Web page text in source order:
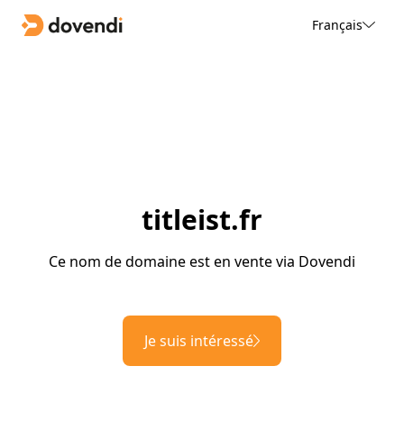
Français
titleist.fr
Ce nom de domaine est en vente via Dovendi
Je suis intéressé